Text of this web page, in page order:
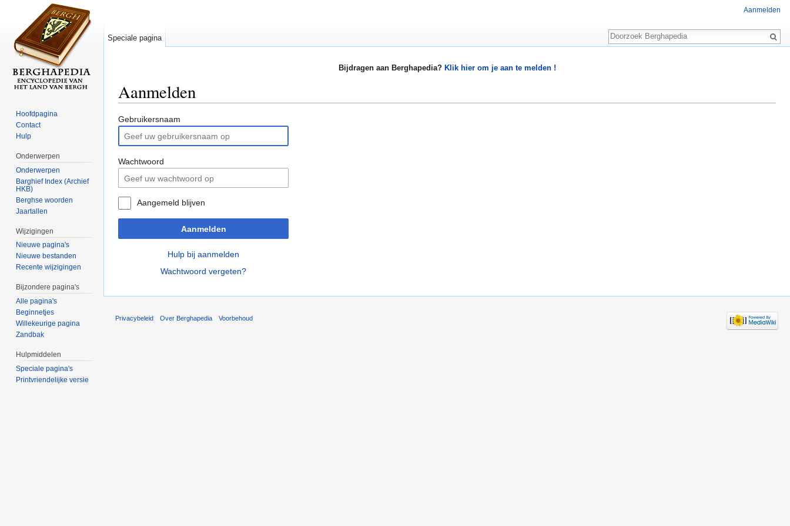
Bijdragen aan Berghapedia? Klik hier om je aan te melden !
Aanmelden
Gebruikersnaam
Wachtwoord
Aangemeld blijven
Aanmelden
Hulp bij aanmelden
Wachtwoord vergeten?
Aanmelden
Speciale pagina
Zoeken
Hoofdpagina
Contact
Hulp
Onderwerpen
Onderwerpen
Barghief Index (Archief
HKB)
Berghse woorden
Jaartallen
Wijzigingen
Nieuwe pagina's
Nieuwe bestanden
Recente wijzigingen
Bijzondere pagina's
Alle pagina's
Beginnetjes
Willekeurige pagina
Zandbak
Hulpmiddelen
Speciale pagina's
Printvriendelijke versie
Privacybeleid Over Berghapedia Voorbehoud